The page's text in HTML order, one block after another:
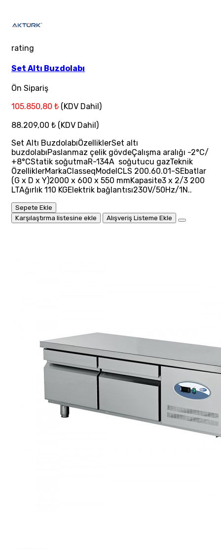
rating
Set Altı Buzdolabı
Ön Sipariş
105.850,80 ₺ (KDV Dahil)
88.209,00 ₺ (KDV Dahil)
Set Altı BuzdolabıÖzelliklerSet altı
buzdolabıPaslanmaz çelik gövdeÇalışma aralığı -2°C/
+8°CStatik soğutmaR-134A soğutucu gazTeknik
ÖzelliklerMarkaClasseqModelCLS 200.60.01-SEbatlar
(G x D x Y)2000 x 600 x 550 mmKapasite3 x 2/3 200
LTAğırlık 110 KGElektrik bağlantısı230V/50Hz/1N..
Sepete Ekle
Karşılaştırma listesine ekle
Alışveriş Listeme Ekle